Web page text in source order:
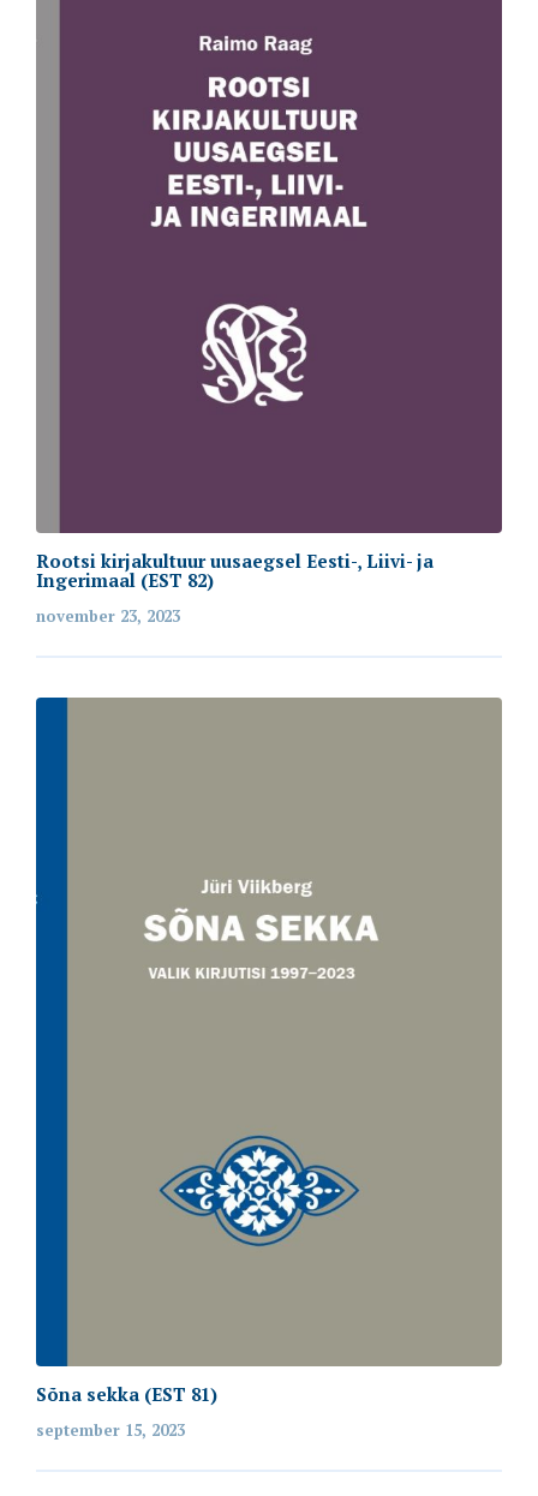
Rootsi kirjakultuur uusaegsel Eesti-, Liivi- ja
Ingerimaal (EST 82)
november 23, 2023
Sõna sekka (EST 81)
september 15, 2023